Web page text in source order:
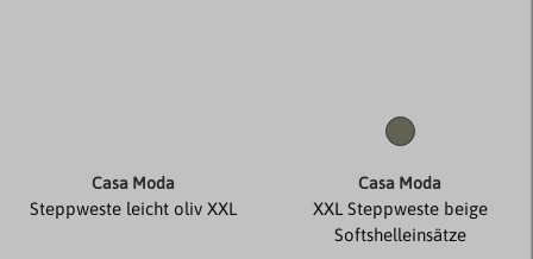
Casa Moda
Steppweste leicht oliv XXL
Casa Moda
XXL Steppweste beige
Softshelleinsätze